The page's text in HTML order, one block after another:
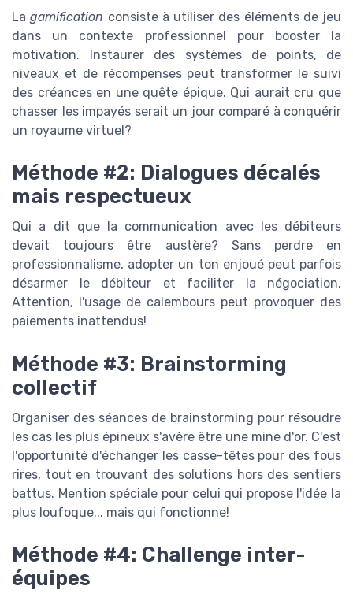
Lagamification consiste à utiliser des éléments de jeu
dans un contexte professionnel pour booster la
motivation. Instaurer des systèmes de points, de
niveaux et de récompenses peut transformer le suivi
des créances en une quête épique. Qui aurait cru que
chasser les impayés serait un jour comparé à conquérir
un royaume virtuel?
Méthode #2: Dialogues décalés
mais respectueux
Qui a dit que la communication avec les débiteurs
devait toujours être austère? Sans perdre en
professionnalisme, adopter un ton enjoué peut parfois
désarmer le débiteur et faciliter la négociation.
Attention, l'usage de calembours peut provoquer des
paiements inattendus!
Méthode #3: Brainstorming
collectif
Organiser des séances de brainstorming pour résoudre
les cas les plus épineux s'avère être une mine d'or. C'est
l'opportunité d'échanger les casse-têtes pour des fous
rires, tout en trouvant des solutions hors des sentiers
battus. Mention spéciale pour celui qui propose l'idée la
plus loufoque... mais qui fonctionne!
Méthode #4: Challenge inter-
équipes